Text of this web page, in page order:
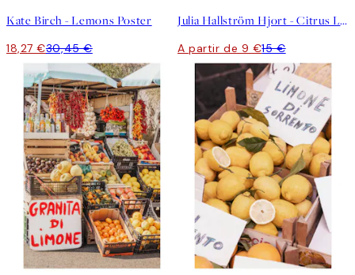
Kate Birch - Lemons Poster
18,27 €30,45 €
Julia Hallström Hjort - Citrus Limon Poster
A partir de 9 €15 €